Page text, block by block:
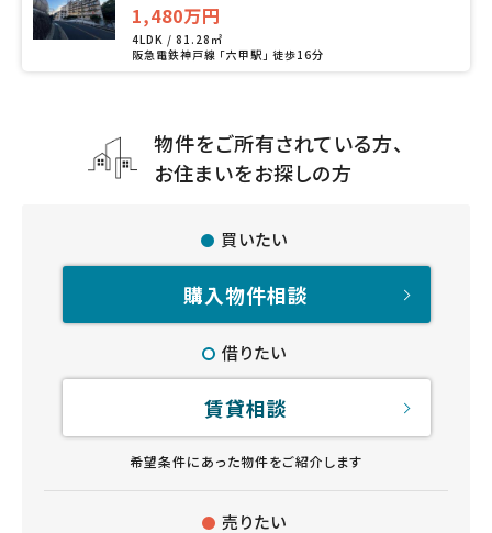
1,480万円
4LDK / 81.28㎡
阪急電鉄神戸線 「六甲駅」 徒歩16分
物件をご所有されている方、
お住まいをお探しの方
買いたい
購入物件相談
借りたい
賃貸相談
希望条件にあった物件をご紹介します
売りたい